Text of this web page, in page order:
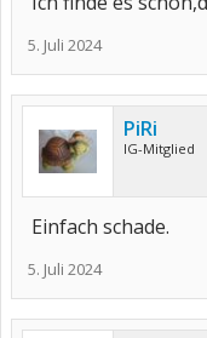
5. Juli 2024
PiRi
IG-Mitglied
Einfach schade.
5. Juli 2024